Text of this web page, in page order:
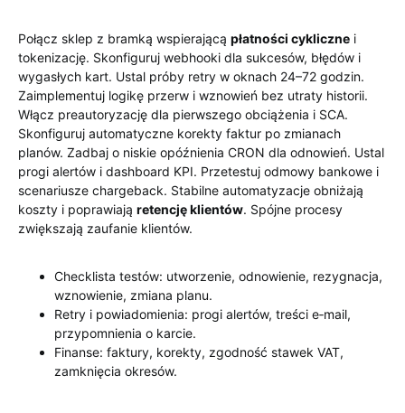
Połącz sklep z bramką wspierającą płatności cykliczne i
tokenizację. Skonfiguruj webhooki dla sukcesów, błędów i
wygasłych kart. Ustal próby retry w oknach 24–72 godzin.
Zaimplementuj logikę przerw i wznowień bez utraty historii.
Włącz preautoryzację dla pierwszego obciążenia i SCA.
Skonfiguruj automatyczne korekty faktur po zmianach
planów. Zadbaj o niskie opóźnienia CRON dla odnowień. Ustal
progi alertów i dashboard KPI. Przetestuj odmowy bankowe i
scenariusze chargeback. Stabilne automatyzacje obniżają
koszty i poprawiają retencję klientów. Spójne procesy
zwiększają zaufanie klientów.
Checklista testów: utworzenie, odnowienie, rezygnacja,
wznowienie, zmiana planu.
Retry i powiadomienia: progi alertów, treści e‑mail,
przypomnienia o karcie.
Finanse: faktury, korekty, zgodność stawek VAT,
zamknięcia okresów.